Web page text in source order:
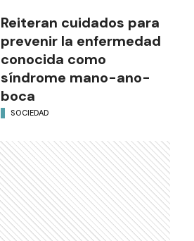
Reiteran cuidados para
prevenir la enfermedad
conocida como
síndrome mano-ano-
boca
SOCIEDAD